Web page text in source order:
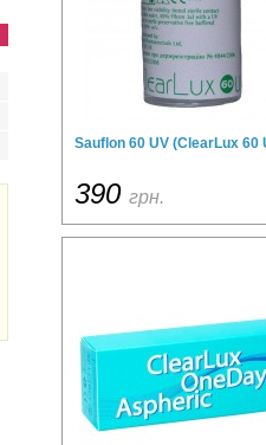
Sauflon 60 UV (ClearLux 60
390 грн.